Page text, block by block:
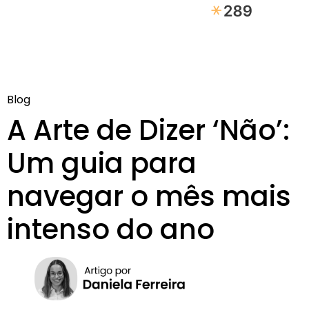
Blog
A Arte de Dizer ‘Não’:
Um guia para
navegar o mês mais
intenso do ano